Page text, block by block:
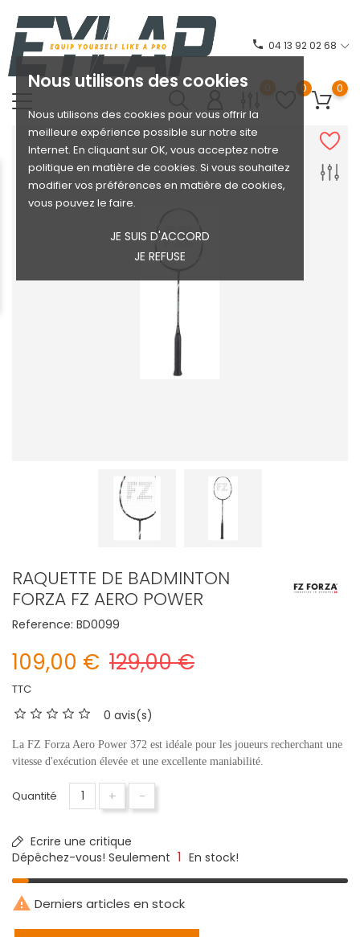
Nous utilisons des cookies
Nous utilisons des cookies pour vous offrir la
meilleure expérience possible sur notre site
Internet. En cliquant sur OK, vous acceptez notre
politique en matière de cookies. Si vous souhaitez
modifier vos préférences en matière de cookies,
vous pouvez le faire.
JE SUIS D'ACCORD
JE REFUSE
phone 04 13 92 02 68
0 0 0
RAQUETTE DE BADMINTON
FORZA FZ AERO POWER
Reference: BD0099
109,00 € 129,00 €
TTC
0 avis(s)
La FZ Forza Aero Power 372 est idéale pour les joueurs recherchant une
vitesse d'exécution élevée et une excellente maniabilité.
Quantité + -
Ecrire une critique
Dépêchez-vous! Seulement 1 En stock!
 Derniers articles en stock